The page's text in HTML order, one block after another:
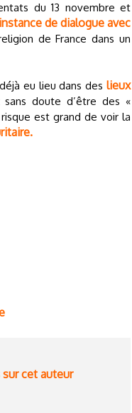
du 13 novembre et
instance de dialogue avec
de France dans un
eu lieu dans des lieux
doute d’être des «
est grand de voir la
sur cet auteur